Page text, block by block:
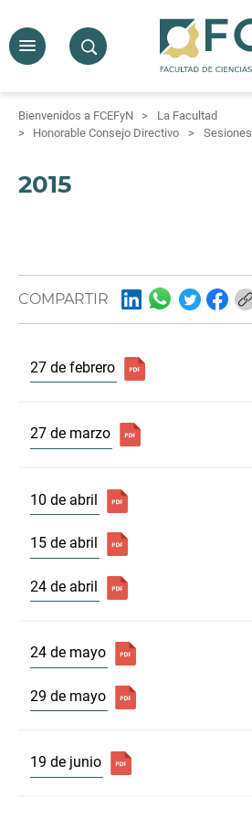
Bienvenidos a FCEFyN
La Facultad
Honorable Consejo Directivo
Sesiones
2015
27 de febrero
27 de marzo
10 de abril
15 de abril
24 de abril
24 de mayo
29 de mayo
19 de junio
COMPARTIR